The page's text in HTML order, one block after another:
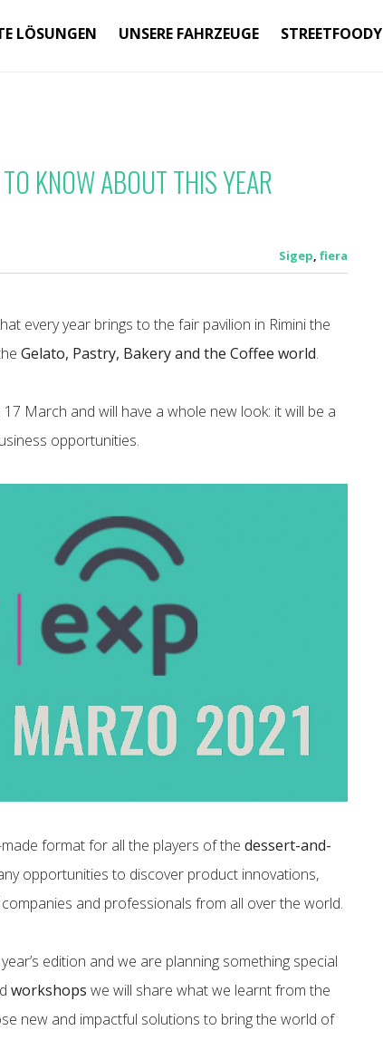
LÖSUNGEN UNSERE FAHRZEUGE STREETFOODY
KNOW ABOUT THIS YEAR
Sigep,fiera
every year brings to the fair pavilion in Rimini the
Gelato, Pastry, Bakery and the Coffee world.
March and will have a whole new look: it will be a
opportunities.
format for all the players of thedessert-and-
opportunities to discover product innovations,
and professionals from all over the world.
edition and we are planning something special
workshopswe will share what we learnt from the
new and impactful solutions to bring the world of